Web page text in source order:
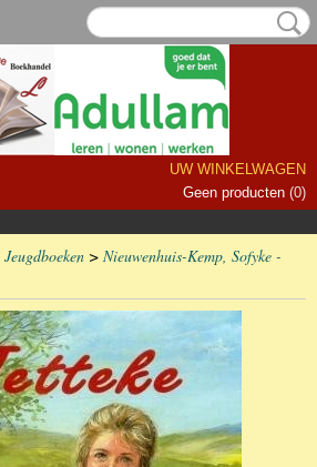
UW WINKELWAGEN
Geen producten (0)
Jeugdboeken > Nieuwenhuis-Kemp, Sofyke -